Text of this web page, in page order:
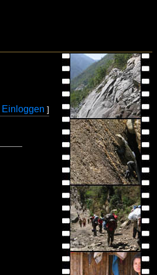
Einloggen ]